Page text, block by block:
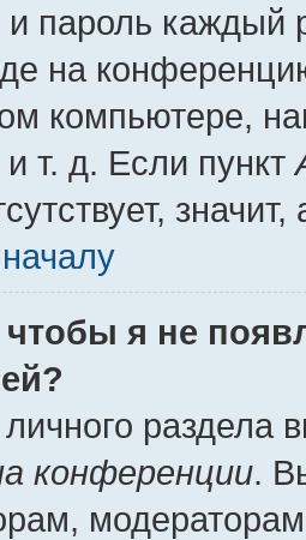
и пароль
на
компьютере,
т. д. Если пункт
чтобы я не
личного
конференции.